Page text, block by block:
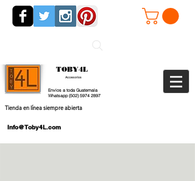
Envios a toda Guatemala
Whatsapp(502) 5974 2897
TOBY4L
Accesorios
Tienda en línea siempre abierta
Info@Toby4L.com